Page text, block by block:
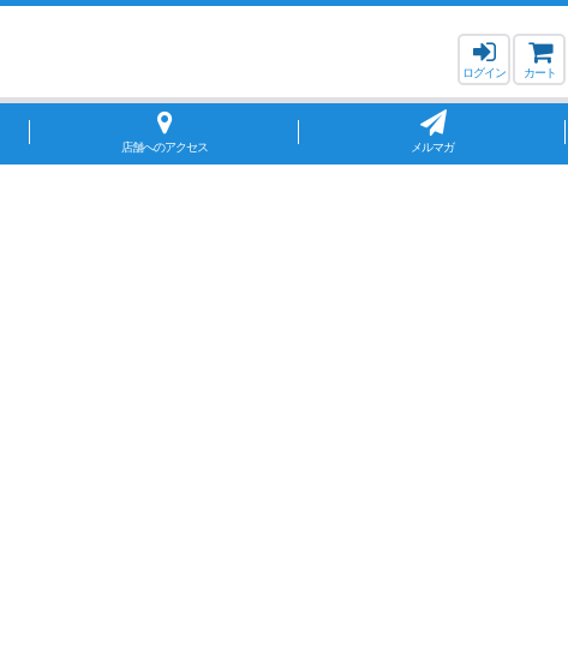
ログイン カート
店舗へのアクセス メルマガ